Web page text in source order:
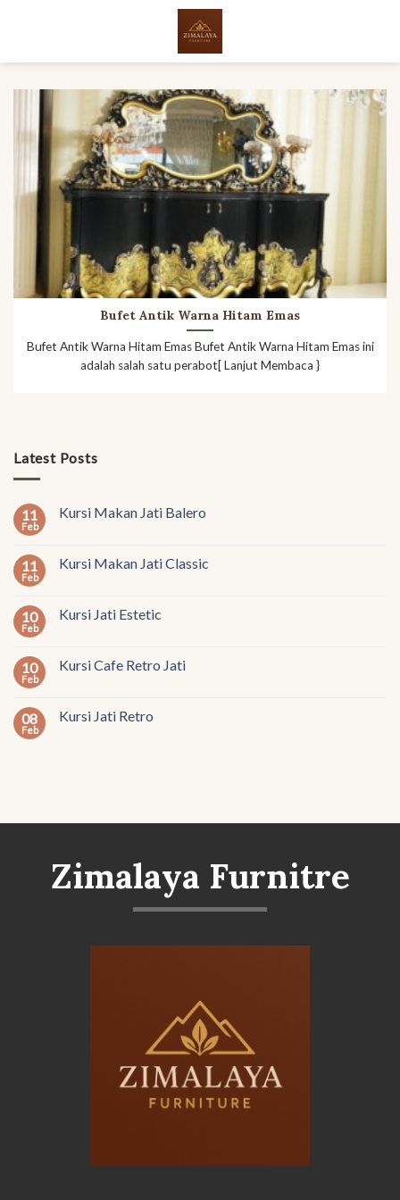
Latest Posts
11
Feb
Kursi Makan Jati Balero
11
Feb
Kursi Makan Jati Classic
10
Feb
Kursi Jati Estetic
10
Feb
Kursi Cafe Retro Jati
08
Feb
Kursi Jati Retro
Bufet Antik Warna Hitam Emas
Bufet Antik Warna Hitam Emas Bufet Antik Warna Hitam Emas ini
adalah salah satu perabot[ Lanjut Membaca }
Zimalaya Furnitre